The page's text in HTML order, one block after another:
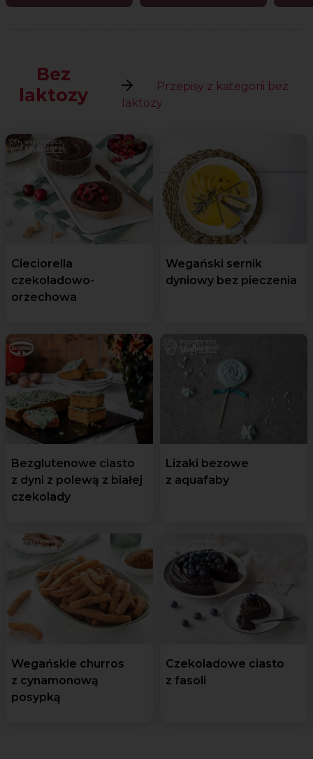
Bez
laktozy
Przepisy z kategorii bez
laktozy
Cieciorella
czekoladowo-
orzechowa
Wegański sernik
dyniowy bez pieczenia
Bezglutenowe ciasto
z dyni z polewą z białej
czekolady
Lizaki bezowe
z aquafaby
Wegańskie churros
z cynamonową
posypką
Czekoladowe ciasto
z fasoli